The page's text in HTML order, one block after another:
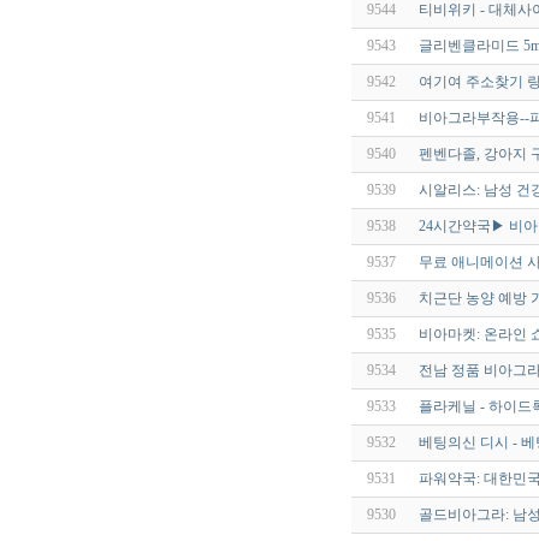
9544 티비위키 - 대체사
9543 글리벤클라미드
9542 여기여 주소찾기
9541 비아그라부작용--
9540 펜벤다졸, 강아지
9539 시알리스: 남성 건
9538 24시간약국▶ 비
9537 무료 애니메이션
9536 치근단 농양 예방
9535 비아마켓: 온라인
9534 전남 정품 비아그
9533 플라케닐 - 하이드
9532 베팅의신 디시 -
9531 파워약국: 대한민
9530 골드비아그라: 남